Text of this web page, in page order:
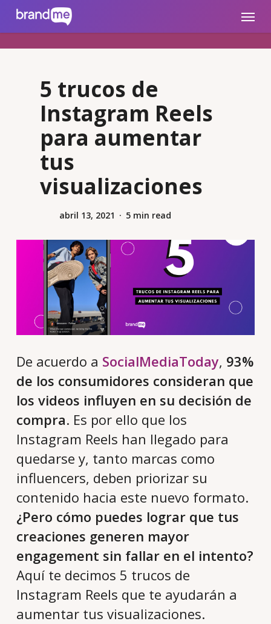
brandme.la Menu
5 trucos de
Instagram Reels
para aumentar
tus
visualizaciones
abril 13, 2021 5 min read
De acuerdo a SocialMediaToday, 93%
de los consumidores consideran que
los videos influyen en su decisión de
compra. Es por ello que los
Instagram Reels han llegado para
quedarse y, tanto marcas como
influencers, deben priorizar su
contenido hacia este nuevo formato.
¿Pero cómo puedes lograr que tus
creaciones generen mayor
engagement sin fallar en el intento?
Aquí te decimos 5 trucos de
Instagram Reels que te ayudarán a
aumentar tus visualizaciones.